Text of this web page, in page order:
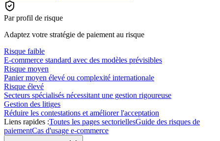
Par profil de risque
Adaptez votre stratégie de paiement au risque
Risque faible
E-commerce standard avec des modèles prévisibles
Risque moyen
Panier moyen élevé ou complexité internationale
Risque élevé
Secteurs spécialisés nécessitant une gestion rigoureuse
Gestion des litiges
Réduire les contestations et améliorer l'acceptation
Liens rapides :Toutes les pages sectoriellesGuide des risques de
paiementCas d'usage e-commerce